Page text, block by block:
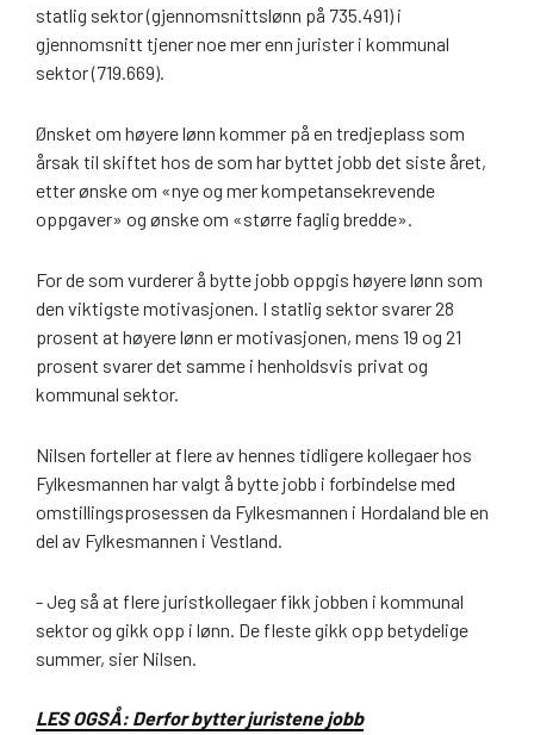
statlig sektor (gjennomsnittslønn på 735.491) i
gjennomsnitt tjener noe mer enn jurister i kommunal
sektor (719.669).
Ønsket om høyere lønn kommer på en tredjeplass som
årsak til skiftet hos de som har byttet jobb det siste året,
etter ønske om «nye og mer kompetansekrevende
oppgaver» og ønske om «større faglig bredde».
For de som vurderer å bytte jobb oppgis høyere lønn som
den viktigste motivasjonen. I statlig sektor svarer 28
prosent at høyere lønn er motivasjonen, mens 19 og 21
prosent svarer det samme i henholdsvis privat og
kommunal sektor.
Nilsen forteller at flere av hennes tidligere kollegaer hos
Fylkesmannen har valgt å bytte jobb i forbindelse med
omstillingsprosessen da Fylkesmannen i Hordaland ble en
del av Fylkesmannen i Vestland.
- Jeg så at flere juristkollegaer fikk jobben i kommunal
sektor og gikk opp i lønn. De fleste gikk opp betydelige
summer, sier Nilsen.
LES OGSÅ: Derfor bytter juristene jobb